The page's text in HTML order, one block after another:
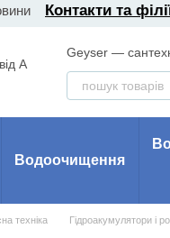
Контакти та
Geyser —
Водоочищення
техніка Гідроакумулятори і